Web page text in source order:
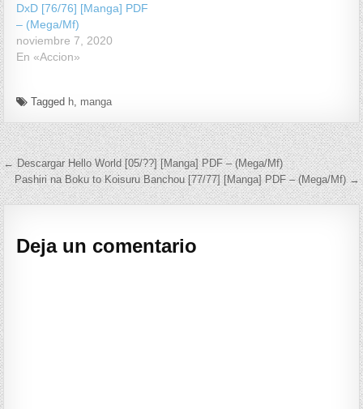
DxD [76/76] [Manga] PDF
– (Mega/Mf)
noviembre 7, 2020
En «Accion»
Tagged h, manga
Navegación de entradas
← Descargar Hello World [05/??] [Manga] PDF – (Mega/Mf)
Pashiri na Boku to Koisuru Banchou [77/77] [Manga] PDF – (Mega/Mf) →
Deja un comentario